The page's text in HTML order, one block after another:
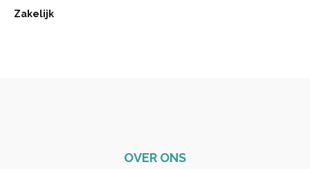
Zakelijk
OVER ONS